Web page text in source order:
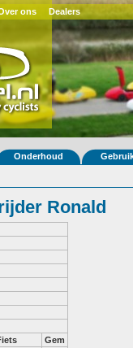
ons Dealers
Onderhoud
Ronald
Gem